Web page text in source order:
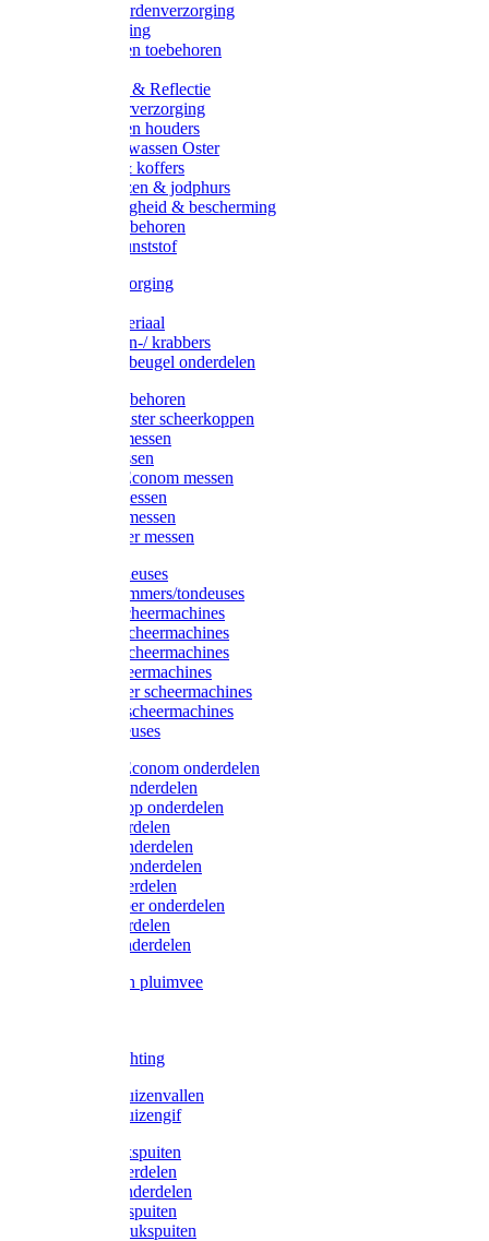
Rapide paardenverzorging
Ruiter kleding
Hoofdstellen toebehoren
Verlichting & Reflectie
Rapide leerverzorging
Likstenen en houders
Poetsen & wassen Oster
Poetssets & koffers
Ruiter laarzen & jodphurs
Ruiter veiligheid & bescherming
Ruiter - toebehoren
Voerbak kunststof
Klauwverzorging
Injectiemateriaal
Hoefmessen-/ krabbers
Hoefbekapbeugel onderdelen
Messen toebehoren
Moser & Oster scheerkoppen
Hauptner messen
Liscop messen
Aesculap/Econom messen
Heiniger messen
Constanta messen
FarmClipper messen
Moser tondeuses
Overige trimmers/tondeuses
Heiniger scheermachines
Hauptner scheermachines
Aesculap scheermachines
Liscop scheermachines
FarmClipper scheermachines
Constanta scheermachines
Wahl tondeuses
Aesculap/Econom onderdelen
Hauptner onderdelen
Lister/Liscop onderdelen
Eider onderdelen
Heiniger onderdelen
Constanta onderdelen
Moser onderdelen
Farm Clipper onderdelen
Oster onderdelen
TailWell onderdelen
Voerbakken pluimvee
LED verlichting
Ratten / Muizenvallen
Ratten / Muizengif
Gloria drukspuiten
Gloria onderdelen
Gardena onderdelen
Dario drukspuiten
Gardena drukspuiten